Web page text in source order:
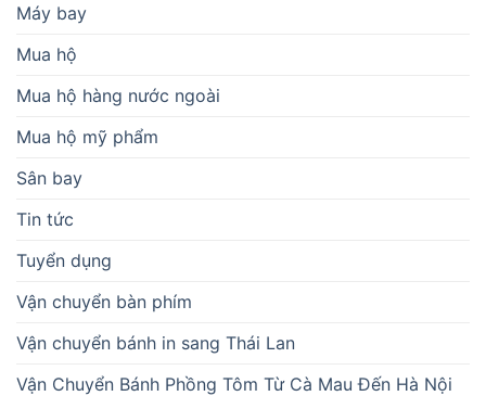
Máy bay
Mua hộ
Mua hộ hàng nước ngoài
Mua hộ mỹ phẩm
Sân bay
Tin tức
Tuyển dụng
Vận chuyển bàn phím
Vận chuyển bánh in sang Thái Lan
Vận Chuyển Bánh Phồng Tôm Từ Cà Mau Đến Hà Nội